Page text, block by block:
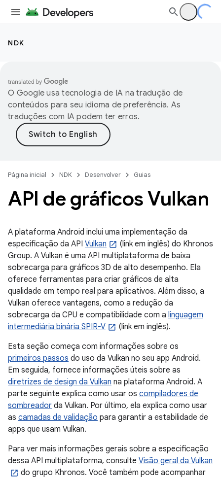
NDK
O Google usa tecnologia de IA na tradução de
conteúdos para seu idioma de preferência. As
traduções com IA podem ter erros.
Página inicial NDK Desenvolver Guias
API de gráficos Vulkan
A plataforma Android inclui uma implementação da
especificação da API Vulkan
(link em inglês) do Khronos
Group. A Vulkan é uma API multiplataforma de baixa
sobrecarga para gráficos 3D de alto desempenho. Ela
oferece ferramentas para criar gráficos de alta
qualidade em tempo real para aplicativos. Além disso, a
Vulkan oferece vantagens, como a redução da
sobrecarga da CPU e compatibilidade com a linguagem
intermediária binária SPIR-V
(link em inglês).
Esta seção começa com informações sobre os
primeiros passos do uso da Vulkan no seu app Android.
Em seguida, fornece informações úteis sobre as
diretrizes de design da Vulkan na plataforma Android. A
parte seguinte explica como usar os compiladores de
sombreador da Vulkan. Por último, ela explica como usar
as camadas de validação para garantir a estabilidade de
apps que usam Vulkan.
Para ver mais informações gerais sobre a especificação
dessa API multiplataforma, consulte Visão geral da Vulkan
do grupo Khronos. Você também pode acompanhar